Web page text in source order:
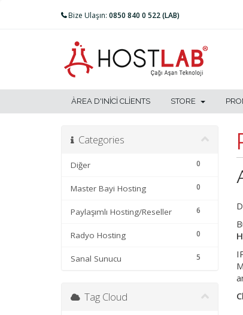
Bize Ulaşın: 0850 840 0 522 (LAB)
ÀREA D'INICI CLIENTS STORE
Categories
0
Diğer
0
Master Bayi Hosting
6
Paylaşımlı Hosting/Reseller
0
Radyo Hosting
5
Sanal Sunucu
Tag Cloud